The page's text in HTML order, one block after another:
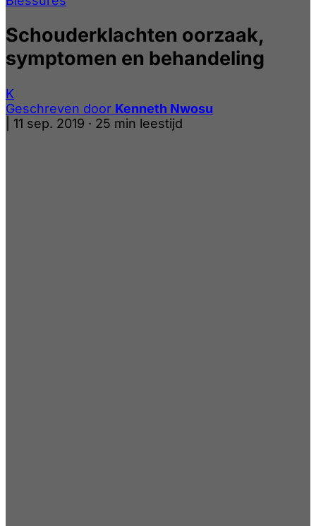
Schouderklachten oorzaak,
symptomen en behandeling
K
Geschreven door Kenneth Nwosu
11 sep. 2019 · 25 min leestijd